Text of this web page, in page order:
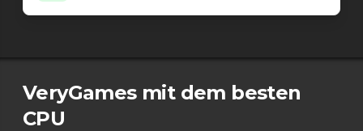
VeryGames mit dem besten
CPU